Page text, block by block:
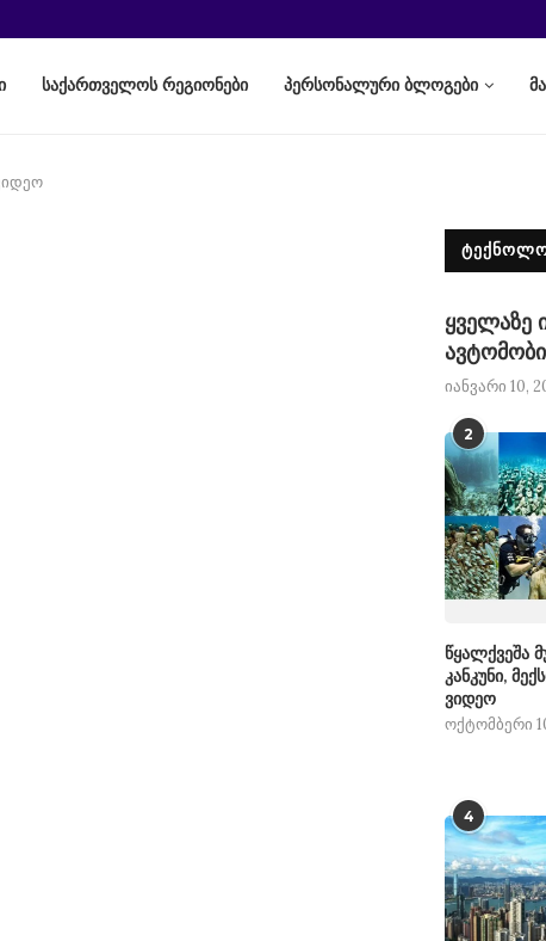
საქართველოს რეგიონები პერსონალური ბლოგები
ყველაზე
იანვარი 10,
2
წყალქვეშა
კანკუნი,
ვიდეო
ოქტომბერი
4